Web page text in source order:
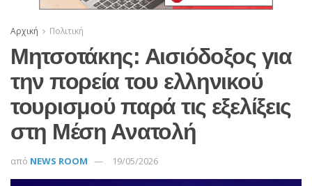
Αρχική Πολιτική
Μητσοτάκης: Αισιόδοξος για
την πορεία του ελληνικού
τουρισμού παρά τις εξελίξεις
στη Μέση Ανατολή
από NEWS ROOM 19/05/2026